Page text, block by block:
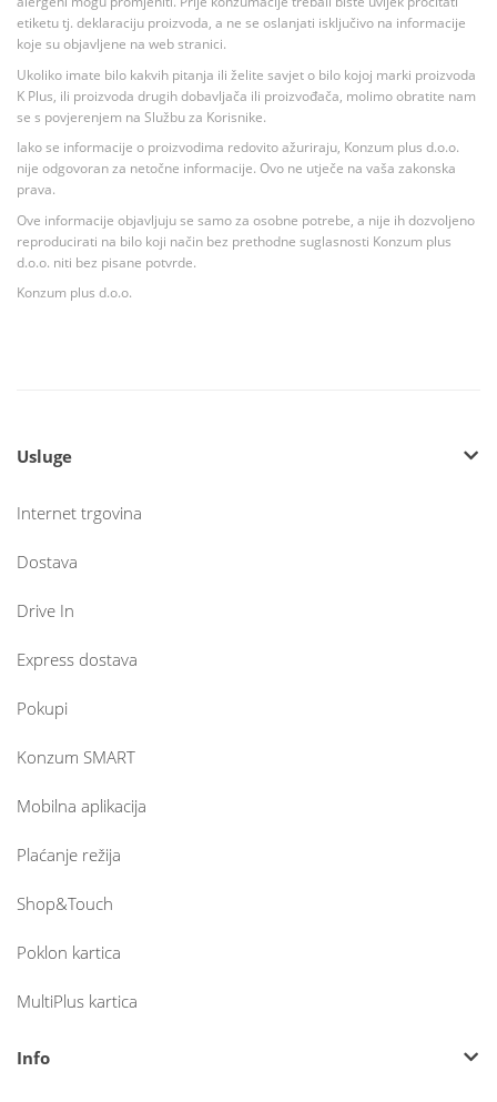
etiketu tj. deklaraciju proizvoda, a ne se oslanjati isključivo na informacije
koje su objavljene na web stranici.
Ukoliko imate bilo kakvih pitanja ili želite savjet o bilo kojoj marki proizvoda
K Plus, ili proizvoda drugih dobavljača ili proizvođača, molimo obratite nam
se s povjerenjem na Službu za Korisnike.
Iako se informacije o proizvodima redovito ažuriraju, Konzum plus d.o.o.
nije odgovoran za netočne informacije. Ovo ne utječe na vaša zakonska
prava.
Ove informacije objavljuju se samo za osobne potrebe, a nije ih dozvoljeno
reproducirati na bilo koji način bez prethodne suglasnosti Konzum plus
d.o.o. niti bez pisane potvrde.
Konzum plus d.o.o.
Usluge
Internet trgovina
Dostava
Drive In
Express dostava
Pokupi
Konzum SMART
Mobilna aplikacija
Plaćanje režija
Shop&Touch
Poklon kartica
MultiPlus kartica
Info